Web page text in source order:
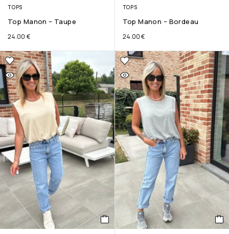
TOPS
Top Manon – Taupe
24.00 €
TOPS
Top Manon – Bordeau
24.00€